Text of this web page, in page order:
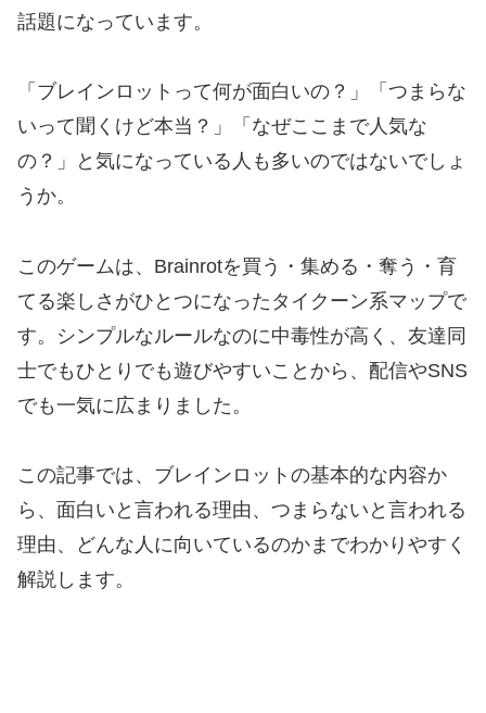
話題になっています。
「ブレインロットって何が面白いの？」「つまらな
いって聞くけど本当？」「なぜここまで人気な
の？」と気になっている人も多いのではないでしょ
うか。
このゲームは、Brainrotを買う・集める・奪う・育
てる楽しさがひとつになったタイクーン系マップで
す。シンプルなルールなのに中毒性が高く、友達同
士でもひとりでも遊びやすいことから、配信やSNS
でも一気に広まりました。
この記事では、ブレインロットの基本的な内容か
ら、面白いと言われる理由、つまらないと言われる
理由、どんな人に向いているのかまでわかりやすく
解説します。